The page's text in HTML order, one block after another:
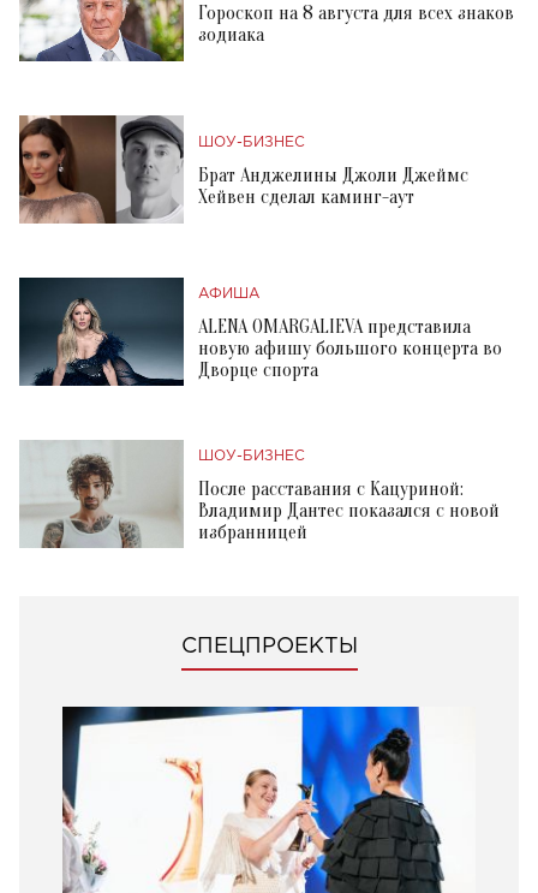
Гороскоп на 8 августа для всех знаков
зодиака
ШОУ-БИЗНЕС
Брат Анджелины Джоли Джеймс
Хейвен сделал каминг-аут
АФИША
ALENA OMARGALIEVA представила
новую афишу большого концерта во
Дворце спорта
ШОУ-БИЗНЕС
После расставания с Кацуриной:
Владимир Дантес показался с новой
избранницей
СПЕЦПРОЕКТЫ